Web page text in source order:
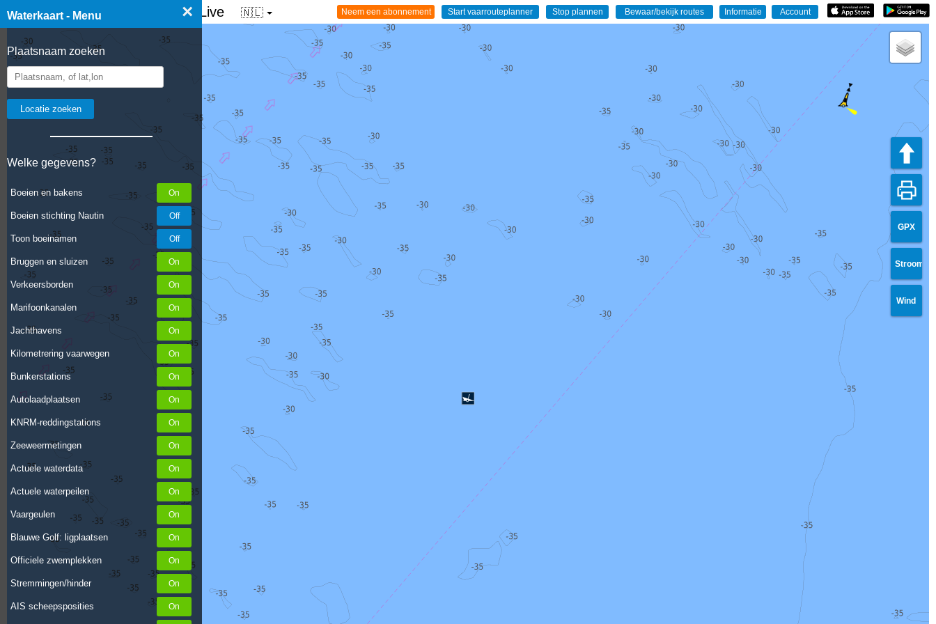
Waterkaart - Menu ×
Plaatsnaam zoeken
Welke gegevens?
Boeien en bakens
Boeien stichting Nautin
Toon boeinamen
Bruggen en sluizen
Verkeersborden
Marifoonkanalen
Jachthavens
Kilometrering vaarwegen
Bunkerstations
Autolaadplaatsen
KNRM-reddingstations
Zeeweermetingen
Actuele waterdata
Actuele waterpeilen
Vaargeulen
Blauwe Golf: ligplaatsen
Officiele zwemplekken
Stremmingen/hinder
AIS scheepsposities
☰ Waterkaart van Nederland - Live 🇳🇱
GPX
Stroom
Wind